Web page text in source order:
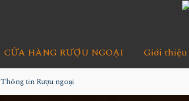
CỬA HÀNG RƯỢU NGOẠI Giới thiệu
Thông tin Rượu ngoại